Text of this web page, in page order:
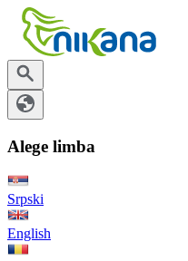
Alege limba
Srpski
English